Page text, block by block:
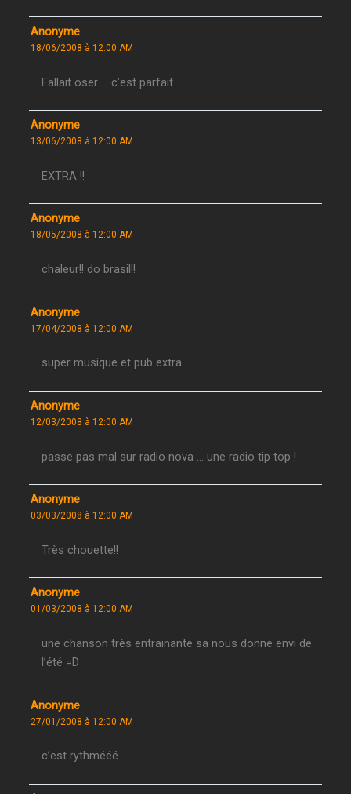
Anonyme
18/06/2008 à 12:00 AM
Fallait oser … c’est parfait
Anonyme
13/06/2008 à 12:00 AM
EXTRA !!
Anonyme
18/05/2008 à 12:00 AM
chaleur!! do brasil!!
Anonyme
17/04/2008 à 12:00 AM
super musique et pub extra
Anonyme
12/03/2008 à 12:00 AM
passe pas mal sur radio nova … une radio tip top !
Anonyme
03/03/2008 à 12:00 AM
Très chouette!!
Anonyme
01/03/2008 à 12:00 AM
une chanson très entrainante sa nous donne envi de
l’été =D
Anonyme
27/01/2008 à 12:00 AM
c’est rythmééé